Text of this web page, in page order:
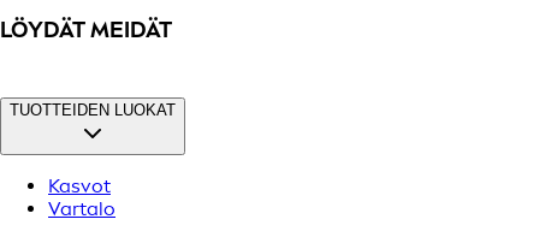
LÖYDÄT MEIDÄT
TUOTTEIDEN LUOKAT
Kasvot
Vartalo